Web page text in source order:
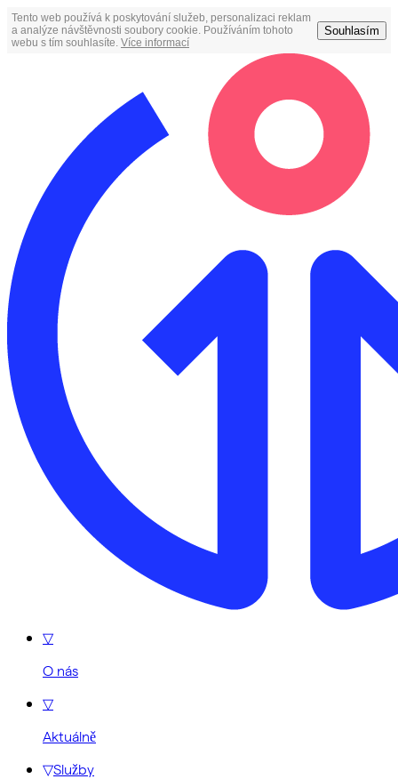
Tento web používá k poskytování služeb, personalizaci reklam
a analýze návštěvnosti soubory cookie. Používáním tohoto
webu s tím souhlasíte. Více informací
Souhlasím
▽
O nás
▽
Aktuálně
▽Služby